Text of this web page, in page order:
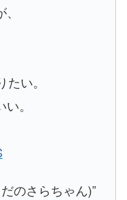
い。
。
のさらちゃん)”